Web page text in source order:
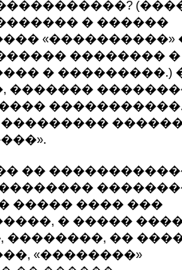
� ������
«����������»
�������� �
� ���������.)
�������
��
����� ���� ���
� �����
��������, ��
«��������»